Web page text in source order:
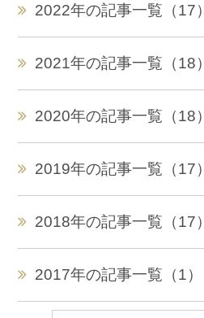
2022年の記事一覧（17）
2021年の記事一覧（18）
2020年の記事一覧（18）
2019年の記事一覧（17）
2018年の記事一覧（17）
2017年の記事一覧（1）